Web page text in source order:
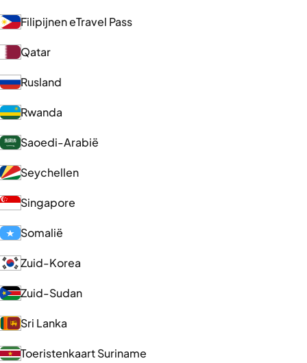
Filipijnen eTravel Pass
Qatar
Rusland
Rwanda
Saoedi-Arabië
Seychellen
Singapore
Somalië
Zuid-Korea
Zuid-Sudan
Sri Lanka
Toeristenkaart Suriname